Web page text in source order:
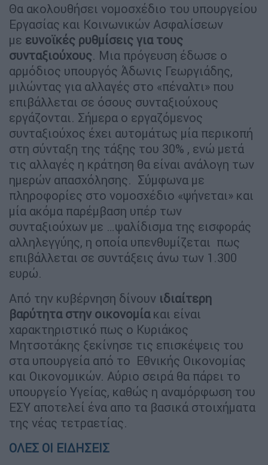
Θα ακολουθήσει νομοσχέδιο του υπουργείου
Εργασίας και Κοινωνικών Ασφαλίσεων
με ευνοϊκές ρυθμίσεις για τους
συνταξιούχους. Μια πρόγευση έδωσε ο
αρμόδιος υπουργός Άδωνις Γεωργιάδης,
μιλώντας για αλλαγές στο «πέναλτι» που
επιβάλλεται σε όσους συνταξιούχους
εργάζονται. Σήμερα ο εργαζόμενος
συνταξιούχος έχει αυτομάτως μία περικοπή
στη σύνταξη της τάξης του 30% , ενώ μετά
τις αλλαγές η κράτηση θα είναι ανάλογη των
ημερών απασχόλησης. Σύμφωνα με
πληροφορίες στο νομοσχέδιο «ψήνεται» και
μία ακόμα παρέμβαση υπέρ των
συνταξιούχων με …ψαλίδισμα της εισφοράς
αλληλεγγύης, η οποία υπενθυμίζεται πως
επιβάλλεται σε συντάξεις άνω των 1.300
ευρώ.
Από την κυβέρνηση δίνουν ιδιαίτερη
βαρύτητα στην οικονομίακαι είναι
χαρακτηριστικό πως ο Κυριάκος
Μητσοτάκης ξεκίνησε τις επισκέψεις του
στα υπουργεία από το Εθνικής Οικονομίας
και Οικονομικών. Αύριο σειρά θα πάρει το
υπουργείο Υγείας, καθώς η αναμόρφωση του
ΕΣΥ αποτελεί ένα απο τα βασικά στοιχήματα
της νέας τετραετίας.
ΟΛΕΣ ΟΙ ΕΙΔΗΣΕΙΣ